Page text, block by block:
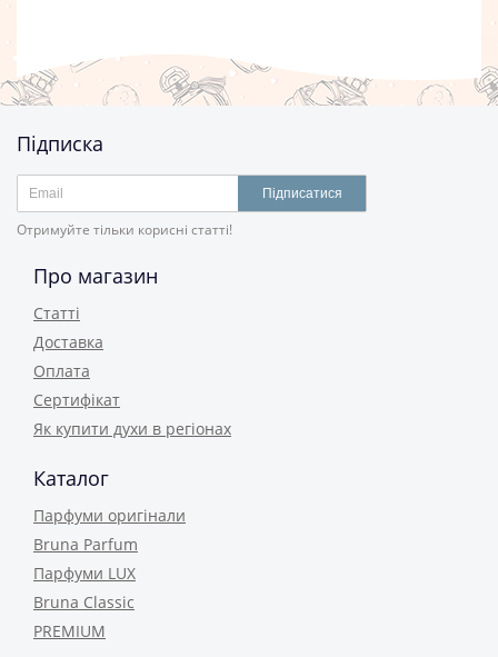
Підписка
Підписатися
Отримуйте тільки корисні статті!
Про магазин
Статті
Доставка
Оплата
Сертифікат
Як купити духи в регіонах
Каталог
Парфуми оригінали
Bruna Parfum
Парфуми LUX
Bruna Classic
PREMIUM